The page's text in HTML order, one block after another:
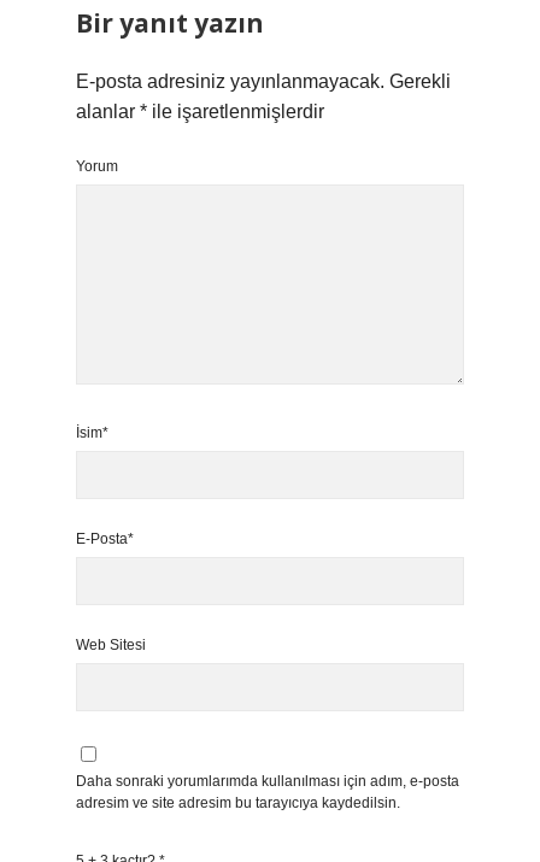
Bir yanıt yazın
E-posta adresiniz yayınlanmayacak. Gerekli
alanlar * ile işaretlenmişlerdir
Yorum
İsim*
E-Posta*
Web Sitesi
Daha sonraki yorumlarımda kullanılması için adım, e-posta
adresim ve site adresim bu tarayıcıya kaydedilsin.